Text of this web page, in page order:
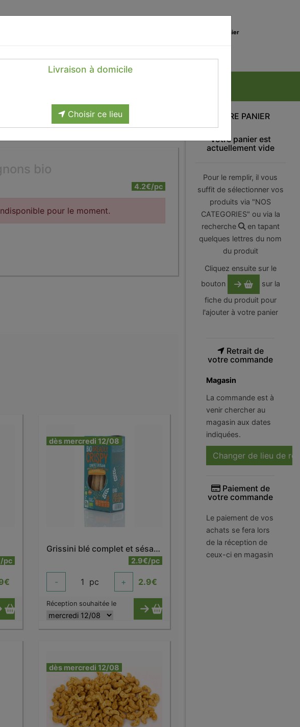
Mon panier
Livraison à domicile
Choisir ce lieu
bio
4.2€/pc
pour le moment.
pc
€
dès mercredi 12/08
Grissini blé complet et sésame bio
2.9€/pc
- 1 pc + 2.9€
Réception souhaitée le
dès mercredi 12/08
VOTRE PANIER
Votre panier est
actuellement vide
Pour le remplir, il vous
suffit de sélectionner vos
produits via "NOS
CATEGORIES" ou via la
recherche
en tapant
quelques lettres du nom
du produit
Cliquez ensuite sur le
bouton
sur la
fiche du produit pour
l'ajouter à votre panier
Retrait de
votre commande
Magasin
La commande est à
venir chercher au
magasin aux dates
indiquées.
Changer de lieu de
Paiement de
votre commande
Le paiement de vos
achats se fera lors
de la réception de
ceux-ci en magasin